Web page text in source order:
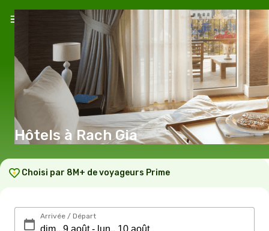
Hôtels à Rach Gia
Choisi par 8M+ de voyageurs Prime
Arrivée / Départ